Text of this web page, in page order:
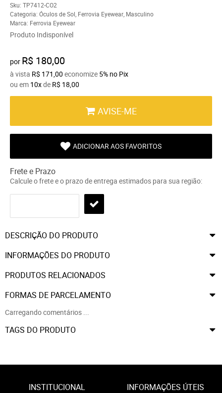
Sku: TP7412-CO2
Categoria: Óculos de Sol Ferrovia Eyewear Masculino
Marca: Ferrovia Eyewear
Produto Indisponível
por R$ 180,00
à vista R$ 171,00 economize 5% no Pix
ou em 10xde R$ 18,00
AVISE-ME
ADICIONAR AOS FAVORITOS
Frete e Prazo
Calcule o frete e o prazo de entrega estimados para sua região:
DESCRIÇÃO DO PRODUTO
INFORMAÇÕES DO PRODUTO
PRODUTOS RELACIONADOS
FORMAS DE PARCELAMENTO
Carregando comentários ...
TAGS DO PRODUTO
INSTITUCIONAL INFORMAÇÕES ÚTEIS